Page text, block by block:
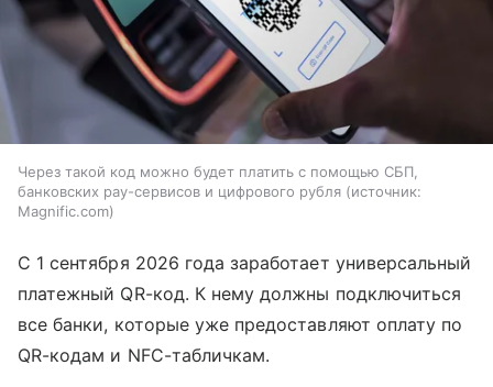
Через такой код можно будет платить с помощью СБП,
банковских pay-сервисов и цифрового рубля
источник:
Magnific.com
С 1 сентября 2026 года заработает универсальный
платежный QR-код. К нему должны подключиться
все банки, которые уже предоставляют оплату по
QR-кодам и NFC-табличкам.